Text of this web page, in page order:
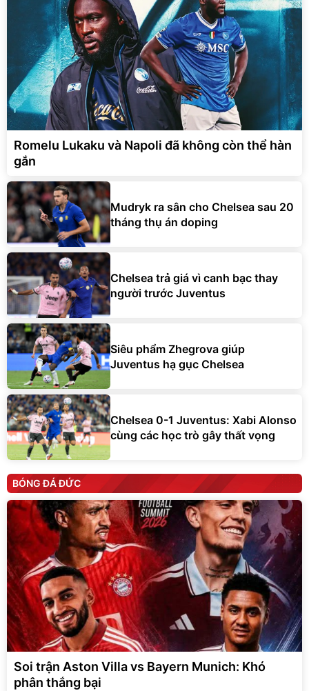
Romelu Lukaku và Napoli đã không còn thể hàn
gắn
Mudryk ra sân cho Chelsea sau 20
tháng thụ án doping
Chelsea trả giá vì canh bạc thay
người trước Juventus
Siêu phẩm Zhegrova giúp
Juventus hạ gục Chelsea
Chelsea 0-1 Juventus: Xabi Alonso
cùng các học trò gây thất vọng
BÓNG ĐÁ ĐỨC
Soi trận Aston Villa vs Bayern Munich: Khó
phân thắng bại